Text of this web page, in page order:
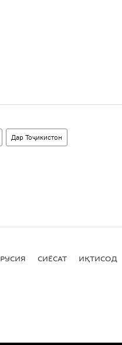
Дар Тоҷикистон
РУСИЯ СИЁСАТ ИҚТИСОД